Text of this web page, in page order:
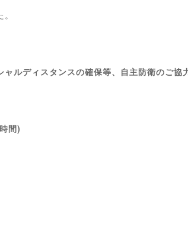
ルディスタンスの確保等、自主防衛のご協
間)